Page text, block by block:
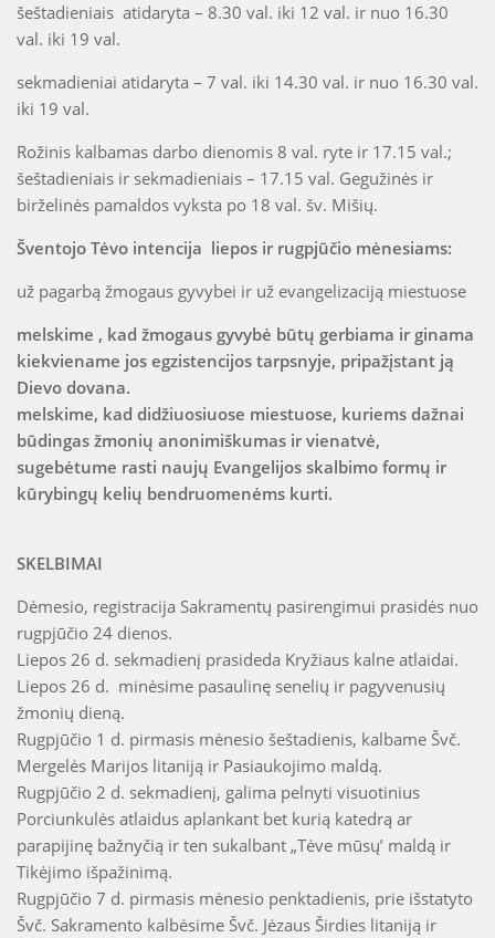
šeštadieniais atidaryta – 8.30 val. iki 12 val. ir nuo 16.30
val. iki 19 val.
sekmadieniai atidaryta – 7 val. iki 14.30 val. ir nuo 16.30 val.
iki 19 val.
Rožinis kalbamas darbo dienomis 8 val. ryte ir 17.15 val.;
šeštadieniais ir sekmadieniais – 17.15 val. Gegužinės ir
birželinės pamaldos vyksta po 18 val. šv. Mišių.
Šventojo Tėvo intencija liepos ir rugpjūčio mėnesiams:
už pagarbą žmogaus gyvybei ir už evangelizaciją miestuose
melskime , kad žmogaus gyvybė būtų gerbiama ir ginama
kiekviename jos egzistencijos tarpsnyje, pripažįstant ją
Dievo dovana.
melskime, kad didžiuosiuose miestuose, kuriems dažnai
būdingas žmonių anonimiškumas ir vienatvė,
sugebėtume rasti naujų Evangelijos skalbimo formų ir
kūrybingų kelių bendruomenėms kurti.
SKELBIMAI
Dėmesio, registracija Sakramentų pasirengimui prasidės nuo
rugpjūčio 24 dienos.
Liepos 26 d. sekmadienį prasideda Kryžiaus kalne atlaidai.
Liepos 26 d. minėsime pasaulinę senelių ir pagyvenusių
žmonių dieną.
Rugpjūčio 1 d. pirmasis mėnesio šeštadienis, kalbame Švč.
Mergelės Marijos litaniją ir Pasiaukojimo maldą.
Rugpjūčio 2 d. sekmadienį, galima pelnyti visuotinius
Porciunkulės atlaidus aplankant bet kurią katedrą ar
parapijinę bažnyčią ir ten sukalbant „Tėve mūsų’ maldą ir
Tikėjimo išpažinimą.
Rugpjūčio 7 d. pirmasis mėnesio penktadienis, prie išstatyto
Švč. Sakramento kalbėsime Švč. Jėzaus Širdies litaniją ir